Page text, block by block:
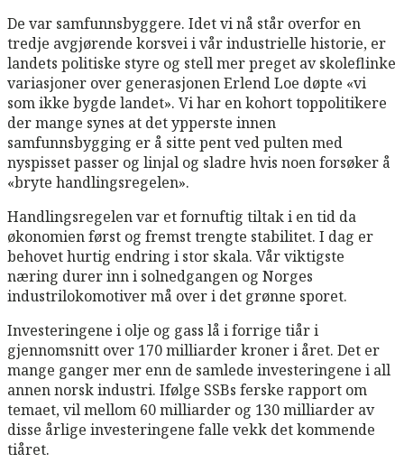
De var samfunnsbyggere. Idet vi nå står overfor en
tredje avgjørende korsvei i vår industrielle historie, er
landets politiske styre og stell mer preget av skoleflinke
variasjoner over generasjonen Erlend Loe døpte «vi
som ikke bygde landet». Vi har en kohort toppolitikere
der mange synes at det ypperste innen
samfunnsbygging er å sitte pent ved pulten med
nyspisset passer og linjal og sladre hvis noen forsøker å
«bryte handlingsregelen».
Handlingsregelen var et fornuftig tiltak i en tid da
økonomien først og fremst trengte stabilitet. I dag er
behovet hurtig endring i stor skala. Vår viktigste
næring durer inn i solnedgangen og Norges
industrilokomotiver må over i det grønne sporet.
Investeringene i olje og gass lå i forrige tiår i
gjennomsnitt over 170 milliarder kroner i året. Det er
mange ganger mer enn de samlede investeringene i all
annen norsk industri. Ifølge SSBs ferske rapport om
temaet, vil mellom 60 milliarder og 130 milliarder av
disse årlige investeringene falle vekk det kommende
tiåret.